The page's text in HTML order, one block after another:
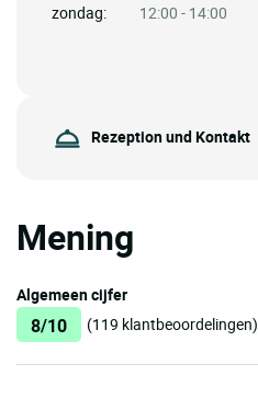
zondag:
12:00 - 14:00
Rezeption und Kontakt
Mening
Algemeen cijfer
8/10 (119 klantbeoordelingen)